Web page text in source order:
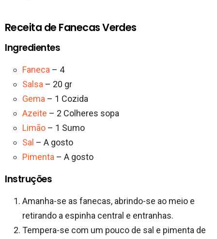
Receita de Fanecas Verdes
Ingredientes
Faneca – 4
Salsa – 20 gr
Gema – 1 Cozida
Azeite – 2 Colheres sopa
Limão – 1 Sumo
Sal – A gosto
Pimenta – A gosto
Instruções
Amanha-se as fanecas, abrindo-se ao meio e
retirando a espinha central e entranhas.
Tempera-se com um pouco de sal e pimenta de